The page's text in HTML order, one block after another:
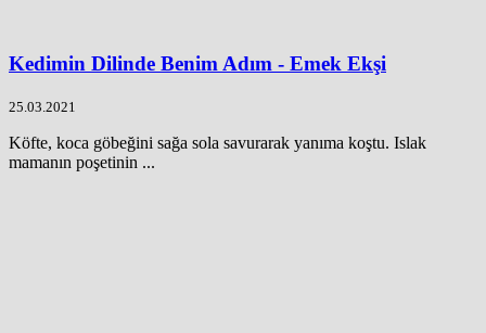
Kedimin Dilinde Benim Adım - Emek Ekşi
25.03.2021
Köfte, koca göbeğini sağa sola savurarak yanıma koştu. Islak
mamanın poşetinin ...